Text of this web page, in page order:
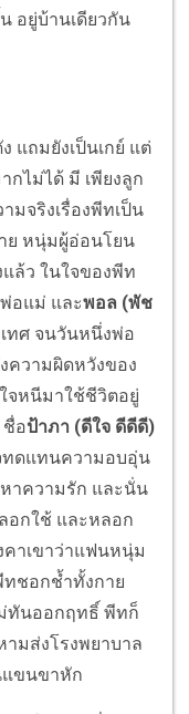
อยู่บ้านเดียวกัน
ถมยังเป็นเกย์ แต่
กไม่ได้ มี เพียงลูก
มจริงเรื่องพีทเป็น
ย หนุ่มผู้อ่อนโยน
ล้ว ในใจของพีท
อแม่ และพอล (พัช
ทศ จนวันหนึ่งพ่อ
ความผิดหวังของ
จหนีมาใช้ชีวิตอยู่
ชื่อป้าภา (ดีใจ ดีดีดี)
ทดแทนความอบอุ่น
าความรัก และนั่น
อกใช้ และหลอก
คาเขาว่าแฟนหนุ่ม
ทชอกช้ำทั้งกาย
ทันออกฤทธิ์ พีทก็
มส่งโรงพยาบาล
แขนขาหัก